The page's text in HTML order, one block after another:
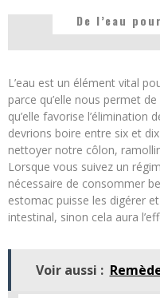
De l’eau
L’eau est un élément vital
parce qu’elle nous permet
qu’elle favorise l’élimination
devrions boire entre six et
nettoyer notre côlon,
Lorsque vous suivez un
nécessaire de consommer
estomac puisse les digérer
intestinal, sinon cela aura
Voir aussi :